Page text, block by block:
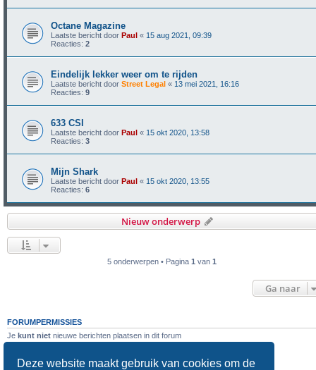
Deze website maakt gebruik van cookies om de
Octane Magazine
Laatste bericht door Paul « 15 aug 2021, 09:39
Reacties: 2
Eindelijk lekker weer om te rijden
Laatste bericht door Street Legal « 13 mei 2021, 16:16
Reacties: 9
633 CSI
Laatste bericht door Paul « 15 okt 2020, 13:58
Reacties: 3
Mijn Shark
Laatste bericht door Paul « 15 okt 2020, 13:55
Reacties: 6
Nieuw onderwerp
5 onderwerpen • Pagina 1 van 1
Ga naar
FORUMPERMISSIES
Je kunt niet nieuwe berichten plaatsen in dit forum
kunt nietje eigen berichten verwijderen in dit forum